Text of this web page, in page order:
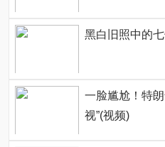
黑白旧照中的
一脸尴尬！特
视”(视频)